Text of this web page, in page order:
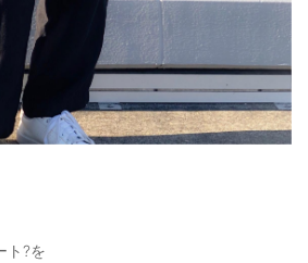
ト?を